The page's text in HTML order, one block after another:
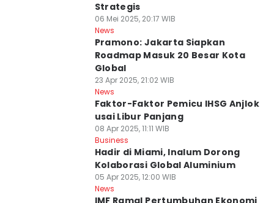
Strategis
06 Mei 2025, 20:17 WIB
News
Pramono: Jakarta Siapkan
Roadmap Masuk 20 Besar Kota
Global
23 Apr 2025, 21:02 WIB
News
Faktor-Faktor Pemicu IHSG Anjlok
usai Libur Panjang
08 Apr 2025, 11:11 WIB
Business
Hadir di Miami, Inalum Dorong
Kolaborasi Global Aluminium
05 Apr 2025, 12:00 WIB
News
IMF Ramal Pertumbuhan Ekonomi